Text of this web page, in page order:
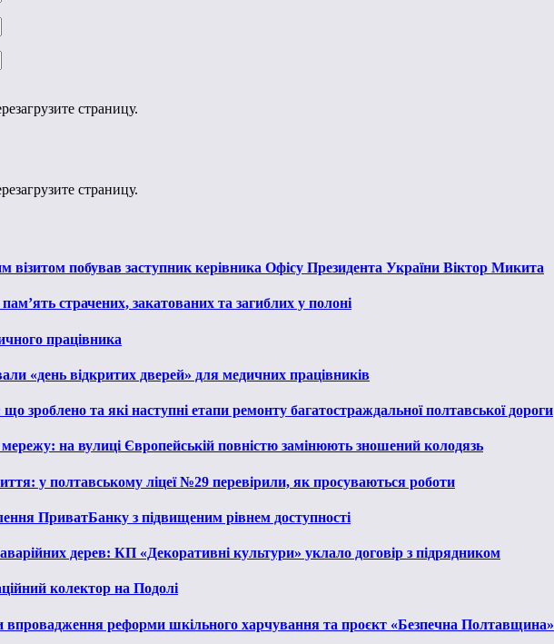
страницу.
страницу.
візитом побував заступник керівника Офісу Президента України Віктор Микита
страчених, закатованих та загиблих у полоні
працівника
«день відкритих дверей» для медичних працівників
зроблено та які наступні етапи ремонту багатостраждальної полтавської дороги
на вулиці Європейській повністю замінюють зношений колодязь
у полтавському ліцеї №29 перевірили, як просуваються роботи
ПриватБанку з підвищеним рівнем доступності
дерев: КП «Декоративні культури» уклало договір з підрядником
колектор на Подолі
реформи шкільного харчування та проєкт «Безпечна Полтавщина»